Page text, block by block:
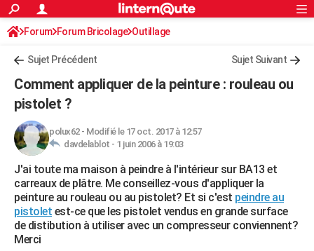
ACTUALITÉS
Politique
Société
Faits Divers
Education
Monde
Villes
+
Programme TV
Streaming
Cinéma
Sorties cinéma
Musique
FINANCE
Retraite
Impôts
Epargne
Immobilier
Risques naturels par ville
Banque
Assurance
Crédit
AUTO
Essais
Réserver un essai
Citadines
Berlines
SUV
Forum auto
HIGH-TECH
Mobiles
Meilleur smartphone
Internet
Ordinateurs
Jeux vidéo
Guide high-tech
+BRICOLAGE
Forum
Aménagement intérieur
Extérieur
Cuisine
Salle de bains
Jardinage
Rangement
WEEK-END
Guides de France
Escapades
Patrimoine
Expositions
Musées
Week-end nature
+LIFESTYLE
S'inscrire
Connexion
Forum Forum Bricolage Outillage
Sujet Précédent Sujet Suivant
Comment appliquer de la peinture : rouleau ou
pistolet ?
polux62- Modifié le 17 oct. 2017 à 12:57
davdelablot - 1 juin 2006 à 19:03
J'ai toute ma maison à peindre à l'intérieur sur BA13 et
carreaux de plâtre. Me conseillez-vous d'appliquer la
peinture au rouleau ou au pistolet? Et si c'est peindre au
pistolet est-ce que les pistolet vendus en grande surface
de distibution à utiliser avec un compresseur conviennent?
Merci